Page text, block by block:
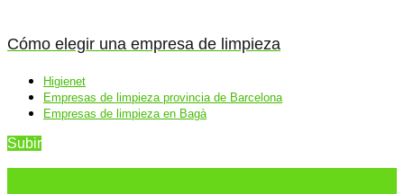
Cómo elegir una empresa de limpieza
Higienet
Empresas de limpieza provincia de Barcelona
Empresas de limpieza en Bagà
Subir